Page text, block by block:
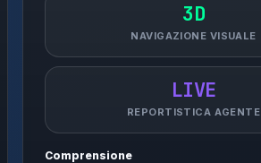
3D
NAVIGAZIONE VISUALE
LIVE
REPORTISTICA AGENTE
Comprensione